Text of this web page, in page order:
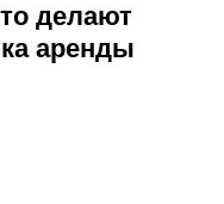
делают
аренды